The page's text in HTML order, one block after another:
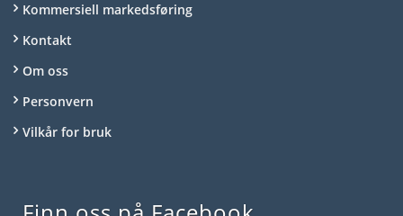
Kommersiell markedsføring
Kontakt
Om oss
Personvern
Vilkår for bruk